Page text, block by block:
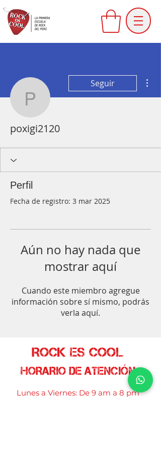
poxigi2120
Seguir
poxigi2120
Perfil
Fecha de registro: 3 mar 2025
Aún no hay nada que
mostrar aquí
Cuando este miembro agregue
información sobre sí mismo, podrás
verla aquí.
ROCK ES COOL
HORARIO DE ATENCIÓN
Lunes a Viernes: De 9 am a 8 pm